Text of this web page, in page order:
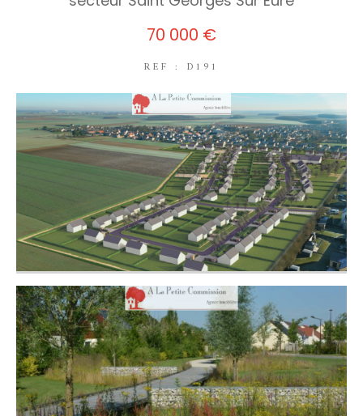
70 000 €
REF : D191